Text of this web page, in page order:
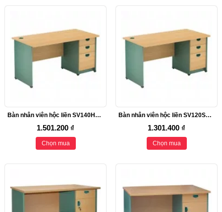
Bàn nhân viên hộc liền SV140HL3D
1.501.200 ₫
Chọn mua
Bàn nhân viên hộc liền SV120SHL3D
1.301.400 ₫
Chọn mua